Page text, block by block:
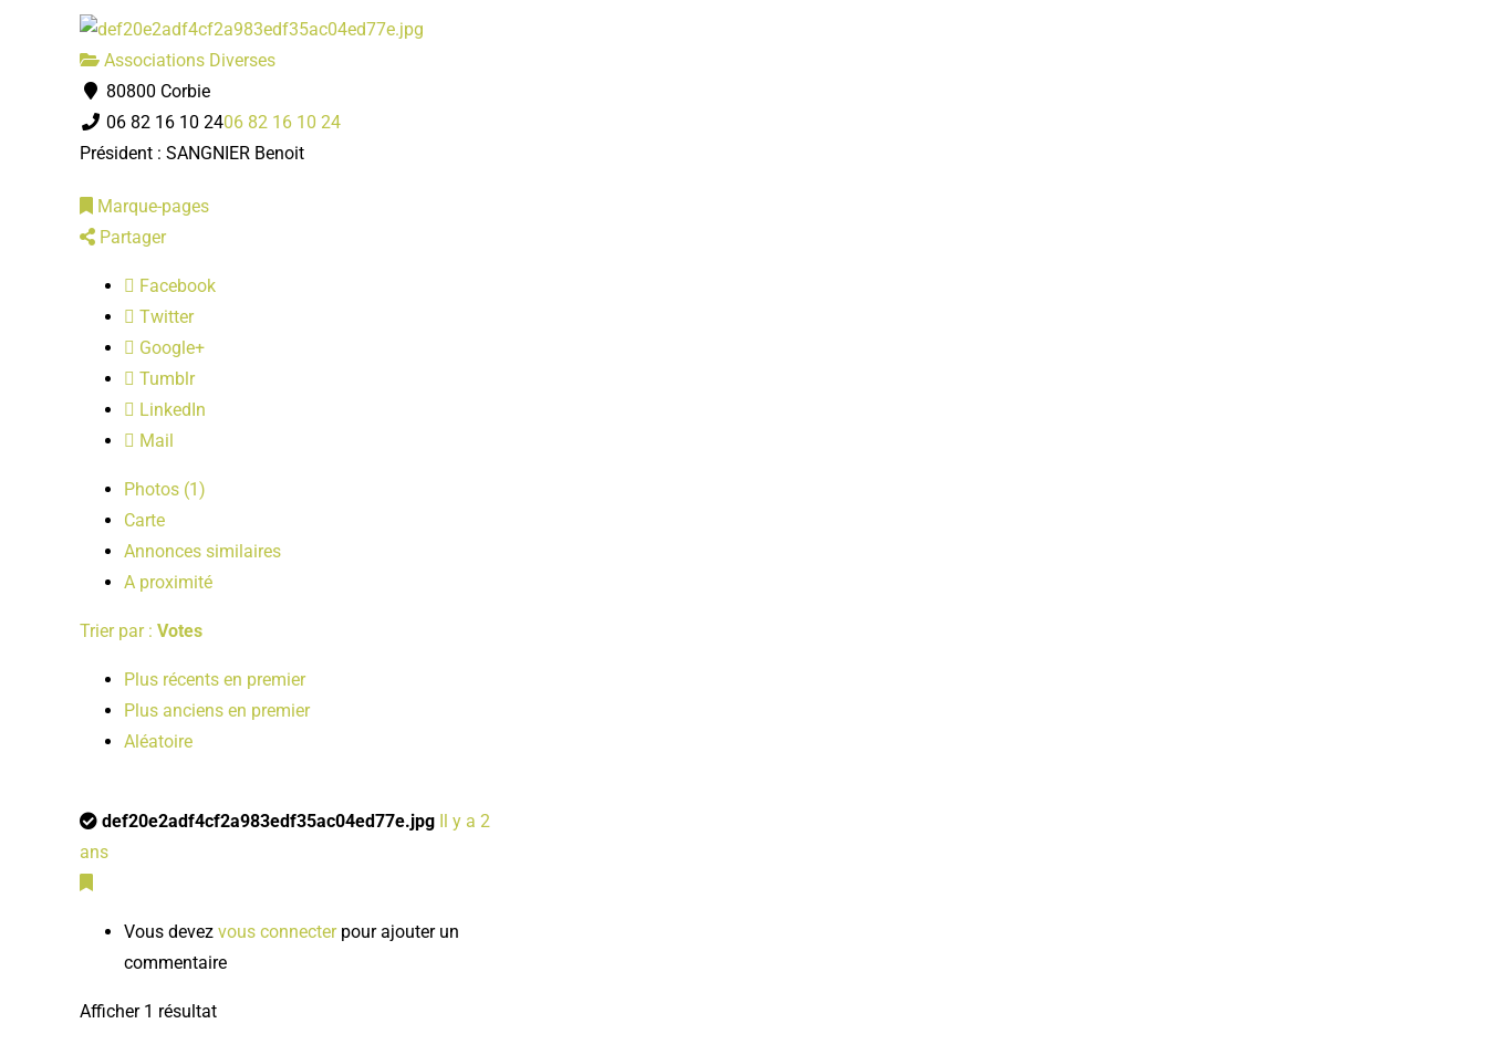
Associations Diverses
80800 Corbie
06 82 16 10 2406 82 16 10 24
Président : SANGNIER Benoit
Marque-pages
Partager
Facebook
Twitter
Google+
Tumblr
LinkedIn
Mail
Photos (1)
Carte
Annonces similaires
A proximité
Trier par : Votes
Plus récents en premier
Plus anciens en premier
Aléatoire
def20e2adf4cf2a983edf35ac04ed77e.jpg Il y a 2
ans
Vous devez vous connecterpour ajouter un
commentaire
Afficher 1 résultat